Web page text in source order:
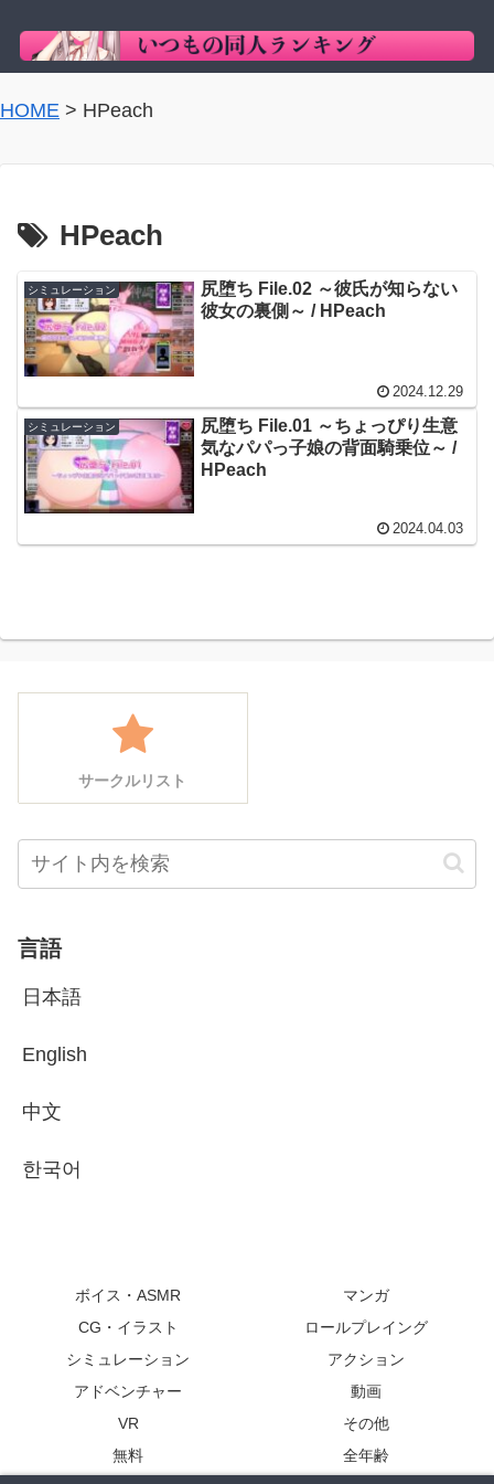
HOME > HPeach
HPeach
シミュレーション
尻堕ち File.02 ～彼氏が知らない
彼女の裏側～ / HPeach
2024.12.29
シミュレーション
尻堕ち File.01 ～ちょっぴり生意
気なパパっ子娘の背面騎乗位～ /
HPeach
2024.04.03
サークルリスト
言語
日本語
English
中文
한국어
ボイス・ASMR
マンガ
CG・イラスト
ロールプレイング
シミュレーション
アクション
アドベンチャー
動画
VR
その他
無料
全年齢